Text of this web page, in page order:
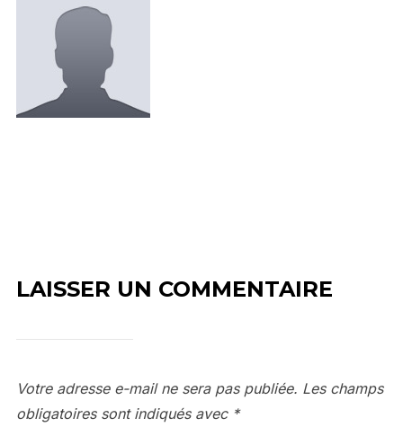
LAISSER UN COMMENTAIRE
Votre adresse e-mail ne sera pas publiée. Les champs
obligatoires sont indiqués avec *